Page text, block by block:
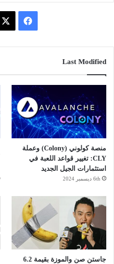
فيسبوك
Last Modified
منصة كولوني (Colony) وعملة
CLY: تغيير قواعد اللعبة في
استثمارات الجيل الجديد
6th ديسمبر 2024
جاستن صن والموزة بقيمة 6.2